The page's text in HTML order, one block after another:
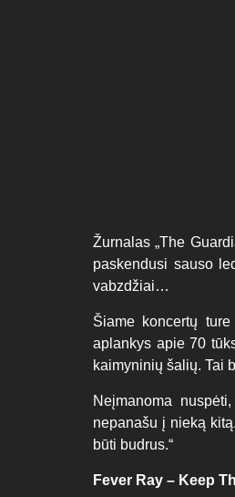
Žurnalas „The
paskendusi sauso
vabzdžiai…
Šiame koncertų
aplankys apie 70
kaimyninių šalių. Tai
Neįmanoma
nepanašu į nieką
būti budrus.“
Fever Ray – Keep